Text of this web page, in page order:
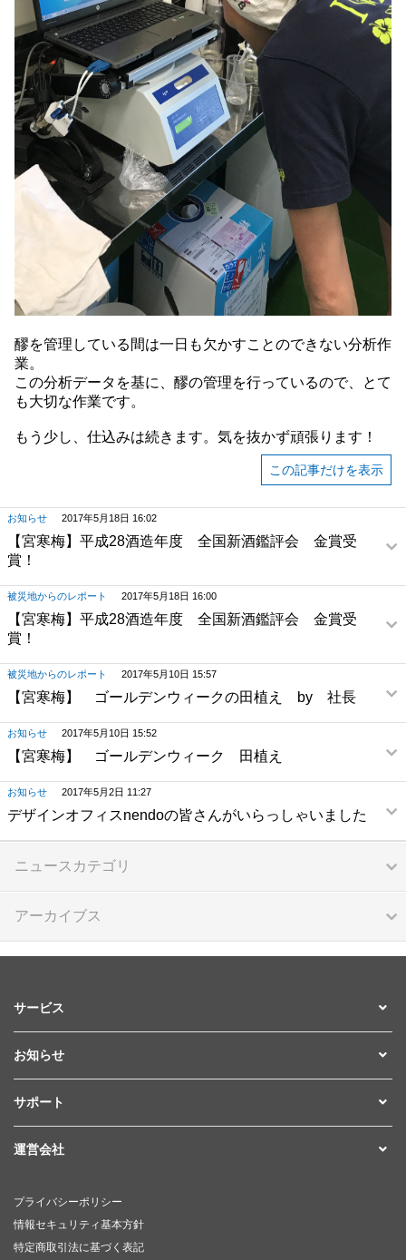
醪を管理している間は一日も欠かすことのできない分析作
業。
この分析データを基に、醪の管理を行っているので、とて
も大切な作業です。
もう少し、仕込みは続きます。気を抜かず頑張ります！
この記事だけを表示
お知らせ 2017年5月18日 16:02
【宮寒梅】平成28酒造年度 全国新酒鑑評会 金賞受
賞！
被災地からのレポート 2017年5月18日 16:00
【宮寒梅】平成28酒造年度 全国新酒鑑評会 金賞受
賞！
被災地からのレポート 2017年5月10日 15:57
【宮寒梅】 ゴールデンウィークの田植え by 社長
お知らせ 2017年5月10日 15:52
【宮寒梅】 ゴールデンウィーク 田植え
お知らせ 2017年5月2日 11:27
デザインオフィスnendoの皆さんがいらっしゃいました
ニュースカテゴリ
アーカイブス
サービス
お知らせ
サポート
運営会社
プライバシーポリシー
情報セキュリティ基本方針
特定商取引法に基づく表記